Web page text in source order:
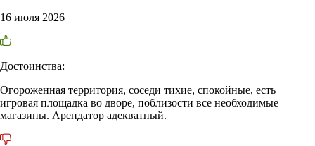
16 июля 2026
Достоинства:
Огороженная территория, соседи тихие, спокойные, есть
игровая площадка во дворе, поблизости все необходимые
магазины. Арендатор адекватный.